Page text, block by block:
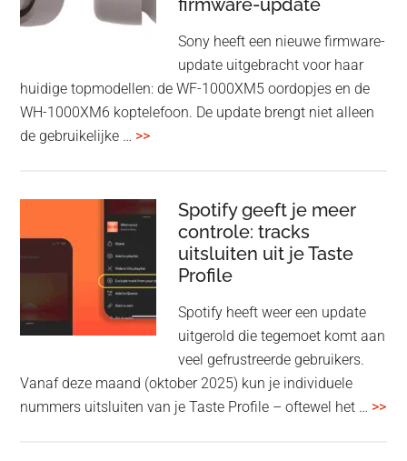
zonder
Wi-
firmware-update
Sony heeft een nieuwe firmware-
update uitgebracht voor haar
huidige topmodellen: de WF-1000XM5 oordopjes en de
WH-1000XM6 koptelefoon. De update brengt niet alleen
de gebruikelijke … >>overSony
sharing
WF-
en
1000XM6
nieuwe
Spotify geeft je meer
controle: tracks
uitsluiten uit je Taste
Profile
Spotify heeft weer een update
uitgerold die tegemoet komt aan
veel gefrustreerde gebruikers.
Vanaf deze maand (oktober 2025) kun je individuele
nummers uitsluiten van je Taste Profile – oftewel het … >>